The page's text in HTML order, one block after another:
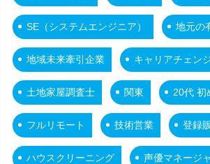
SE（システムエンジニア） 地元の
地域未来牽引企業 キャリアチェン
土地家屋調査士 関東 20代 初
フルリモート 技術営業 登録
ハウスクリーニング 声優マネージ